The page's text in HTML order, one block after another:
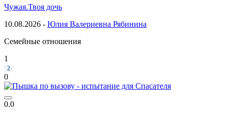
Чужая.Твоя дочь
10.08.2026 - Юлия Валериевна Рябинина
Семейные отношения
1
2
0
0.0